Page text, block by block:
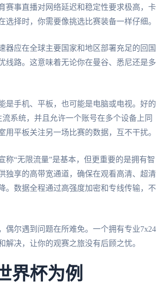
赛事直播对网络延迟和稳定性要求极高，卡
择时，你需要像挑选比赛装备一样仔细。
器应在全球主要国家和地区部署充足的回国
线路。这意味着无论你在曼谷、悉尼还是多
是手机、平板，也可能是电脑或电视。好的
系统，并且允许一个账号在多个设备上同
平板关注另一场比赛的数据，互不干扰。
“无限流量”是基本，但更重要的是拥有智
独享的高带宽通道，确保在观看高清、超清
。数据全程通过高强度加密和专线传输，不
偶尔遇到问题在所难免。一个拥有专业7x24
决，让你的观赛之旅没有后顾之忧。
界杯为例